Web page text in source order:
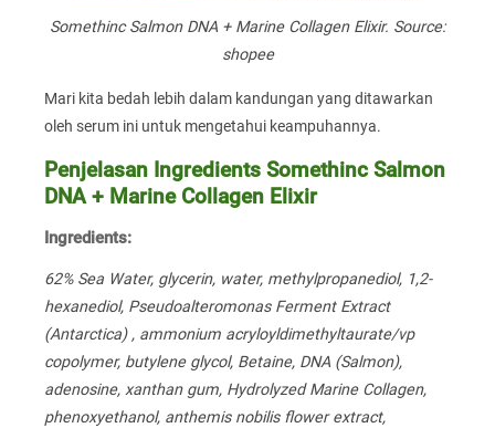
Somethinc Salmon DNA + Marine Collagen Elixir. Source:
shopee
Mari kita bedah lebih dalam kandungan yang ditawarkan
oleh serum ini untuk mengetahui keampuhannya.
Penjelasan Ingredients Somethinc Salmon
DNA + Marine Collagen Elixir
Ingredients:
62% Sea Water, glycerin, water, methylpropanediol, 1,2-
hexanediol, Pseudoalteromonas Ferment Extract
(Antarctica) , ammonium acryloyldimethyltaurate/vp
copolymer, butylene glycol, Betaine, DNA (Salmon),
adenosine, xanthan gum, Hydrolyzed Marine Collagen,
phenoxyethanol, anthemis nobilis flower extract,